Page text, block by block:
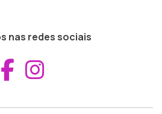
nas redes sociais
Aceder ao